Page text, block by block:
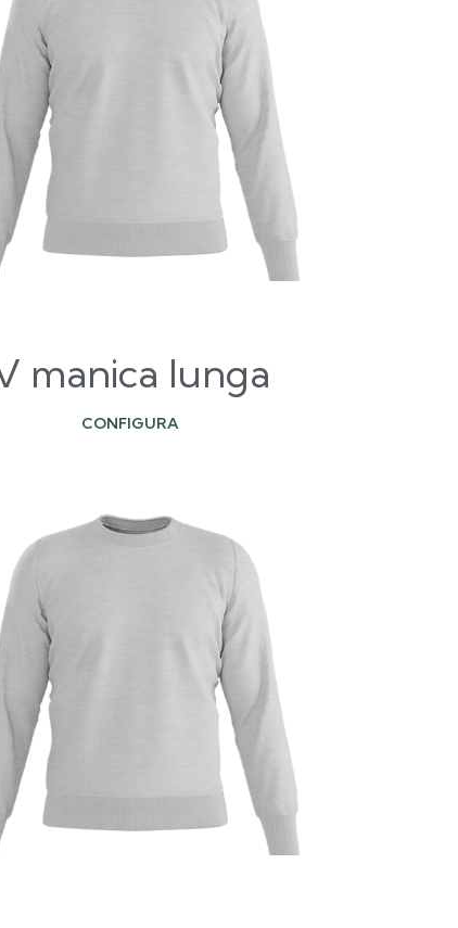
manica lunga
CONFIGURA